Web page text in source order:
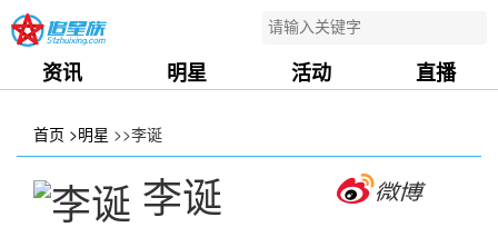
资讯 明星 活动 直播
首页 >明星 >>李诞
李诞